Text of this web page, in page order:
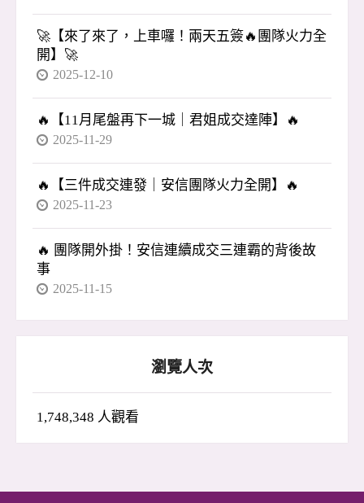
🚀【來了來了，上車囉！兩天五簽🔥團隊火力全
開】🚀
2025-12-10
🔥【11月尾盤再下一城｜君姐成交達陣】🔥
2025-11-29
🔥【三件成交連發｜安信團隊火力全開】🔥
2025-11-23
🔥 團隊開外掛！安信連續成交三連霸的背後故
事
2025-11-15
瀏覽人次
1,748,348 人觀看